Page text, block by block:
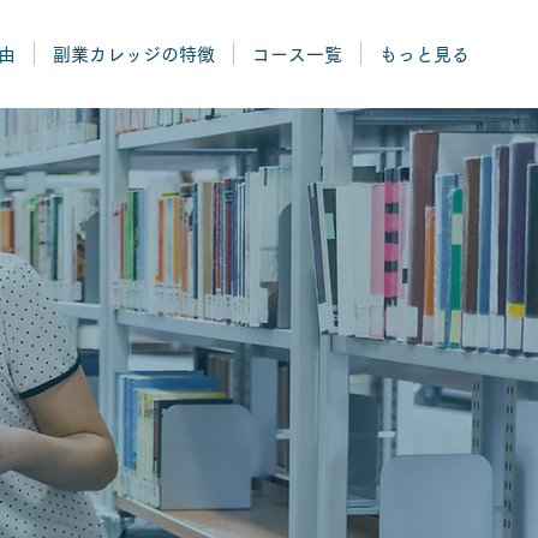
副業カレッジの特徴 コース一覧 もっと見る